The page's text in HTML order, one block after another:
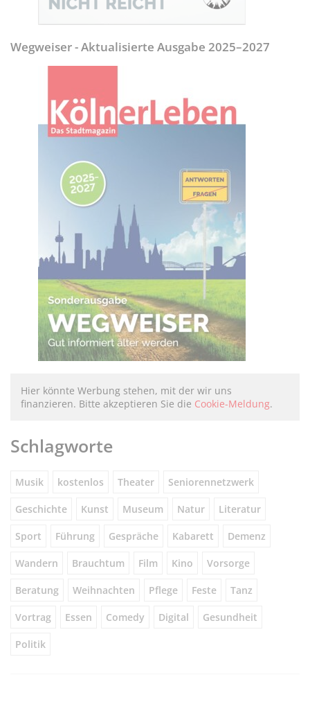
Wegweiser - Aktualisierte Ausgabe 2025–2027
Hier könnte Werbung stehen, mit der wir uns
finanzieren. Bitte akzeptieren Sie die Cookie-Meldung.
Schlagworte
Musik kostenlos Theater Seniorennetzwerk
Geschichte Kunst Museum Natur Literatur
Sport Führung Gespräche Kabarett Demenz
Wandern Brauchtum Film Kino Vorsorge
Beratung Weihnachten Pflege Feste Tanz
Vortrag Essen Comedy Digital Gesundheit
Politik